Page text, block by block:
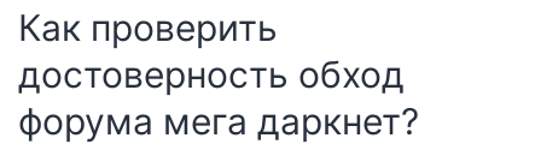
Как проверить
достоверность обход
форума мега даркнет?